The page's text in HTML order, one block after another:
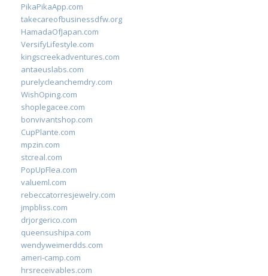
PikaPikaApp.com
takecareofbusinessdfw.org
HamadaOfJapan.com
VersifyLifestyle.com
kingscreekadventures.com
antaeuslabs.com
purelycleanchemdry.com
WishOping.com
shoplegacee.com
bonvivantshop.com
CupPlante.com
mpzin.com
stcreal.com
PopUpFlea.com
valueml.com
rebeccatorresjewelry.com
jmpbliss.com
drjorgerico.com
queensushipa.com
wendyweimerdds.com
ameri-camp.com
hrsreceivables.com